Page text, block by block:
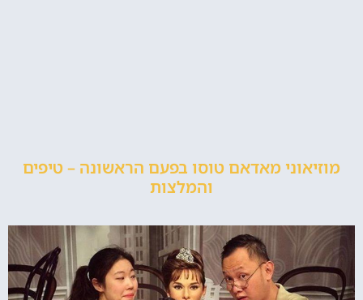
מוזיאוני מאדאם טוסו בפעם הראשונה – טיפים
והמלצות